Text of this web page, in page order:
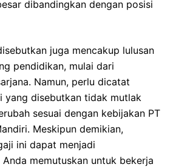
dibandingkan dengan posisi
juga mencakup lulusan
pendidikan, mulai dari
Namun, perlu dicatat
yang disebutkan tidak mutlak
sesuai dengan kebijakan PT
Meskipun demikian,
ini dapat menjadi
memutuskan untuk bekerja